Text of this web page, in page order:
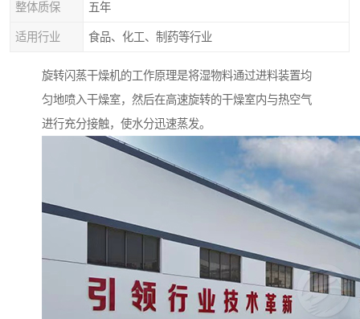
整体质保 五年
适用行业 食品、化工、制药等行业
旋转闪蒸干燥机的工作原理是将湿物料通过进料装置均
匀地喷入干燥室，然后在高速旋转的干燥室内与热空气
进行充分接触，使水分迅速蒸发。